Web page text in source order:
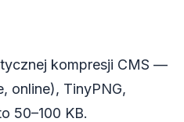
kompresji CMS —
online), TinyPNG,
50–100 KB.